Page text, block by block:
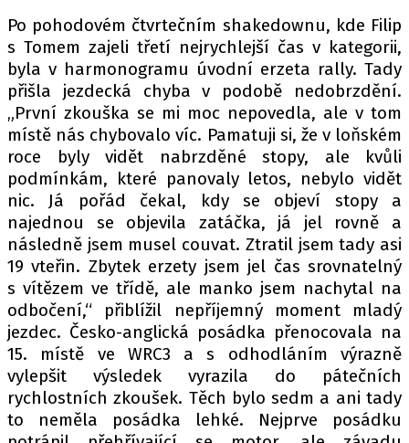
Provozovatelem serveru autoroad.cz je
INCORP MEDIA GROUP s.r.o., IČ: 118 23 054
Po pohodovém čtvrtečním shakedownu, kde Filip
s Tomem zajeli třetí nejrychlejší čas v kategorii,
byla v harmonogramu úvodní erzeta rally. Tady
přišla jezdecká chyba v podobě nedobrzdění.
„První zkouška se mi moc nepovedla, ale v tom
místě nás chybovalo víc. Pamatuji si, že v loňském
roce byly vidět nabrzděné stopy, ale kvůli
podmínkám, které panovaly letos, nebylo vidět
nic. Já pořád čekal, kdy se objeví stopy a
najednou se objevila zatáčka, já jel rovně a
následně jsem musel couvat. Ztratil jsem tady asi
19 vteřin. Zbytek erzety jsem jel čas srovnatelný
s vítězem ve třídě, ale manko jsem nachytal na
odbočení,“ přiblížil nepříjemný moment mladý
jezdec. Česko-anglická posádka přenocovala na
15. místě ve WRC3 a s odhodláním výrazně
vylepšit výsledek vyrazila do pátečních
rychlostních zkoušek. Těch bylo sedm a ani tady
to neměla posádka lehké. Nejprve posádku